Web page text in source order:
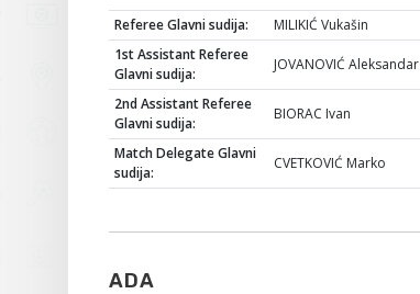
Referee Glavni sudija:
MILIKIĆ Vukašin
1st Assistant Referee
Glavni sudija:
JOVANOVIĆ Aleksandar
2nd Assistant Referee
Glavni sudija:
BIORAC Ivan
Match Delegate Glavni
sudija:
CVETKOVIĆ Marko
ADA